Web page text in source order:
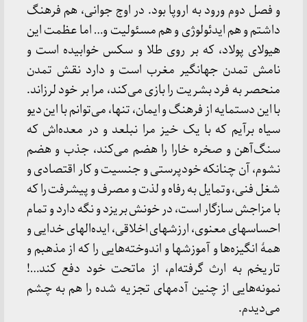
و فصل دوم ورود به اروپا بود. در اوج جوانی، هم فرهنگ
داشتم و هم ایدئولوژی و هم مسئولیت و… اما عظمت این
هیولای پولاد، که بر روی طلا و سکس خوابیده است و
نامش تمدن جهانگیر مغرب است و دارد نقش تمدن
منحصر به فرد بشریت را بازی می‌کند، مرا بر خود لرزاند.
با این دستمایه از فرهنگ و ایمان، تنها، می‌توانم با این دیو
سیاه برآیم که با یک خیز مرا نبلعد و در معده‌اش که
سنگ‌آهن و صخره خارا را هضم می‌کند، جذب و هضم
نشوم، آن چنانکه خودپرستی و جنسیت و کار اقتصادی و
شغل فنی، وتمایل به رفاه و لذت و مصرف و پیشرفت را که
با مزاجش سازگار است، در خونش بریزد و نگه دارد و تمام
احساسهای معنوی، ارزشهای اخلاقی، ایده‌الهای خدایی و
همۀ انگیزه‌ها و آموزشها و اندوخته‌هایی را که از مذهبم و
تاریخم به ارث گرفته‌ام، از ماتحت خود دفع کند…!
نمونه‌هایی از چنین آدمهای تجزیه شده را هم به چشم
می‌دیدم.